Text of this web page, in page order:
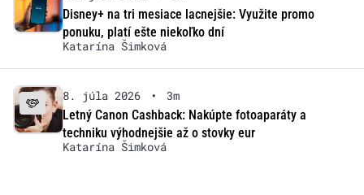
Disney+ na tri mesiace lacnejšie: Využite promo
ponuku, platí ešte niekoľko dní
Katarína Šimková
8. júla 2026 •
3m
Letný Canon Cashback: Nakúpte fotoaparáty a
techniku výhodnejšie až o stovky eur
Katarína Šimková